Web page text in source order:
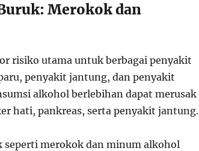
Merokok dan
risiko utama untuk berbagai penyakit
penyakit jantung, dan penyakit
alkohol berlebihan dapat merusak
hati, pankreas, serta penyakit jantung.
seperti merokok dan minum alkohol